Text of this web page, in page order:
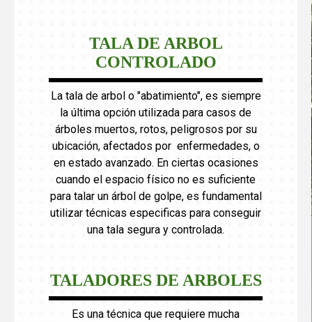
TALA DE ARBOL
CONTROLADO
La tala de arbol o "abatimiento", es siempre
la última opción utilizada para casos de
árboles muertos, rotos, peligrosos por su
ubicación, afectados por enfermedades, o
en estado avanzado. En ciertas ocasiones
cuando el espacio físico no es suficiente
para talar un árbol de golpe, es fundamental
utilizar técnicas especificas para conseguir
una tala segura y controlada.
TALADORES DE ARBOLES
Es una técnica que requiere mucha